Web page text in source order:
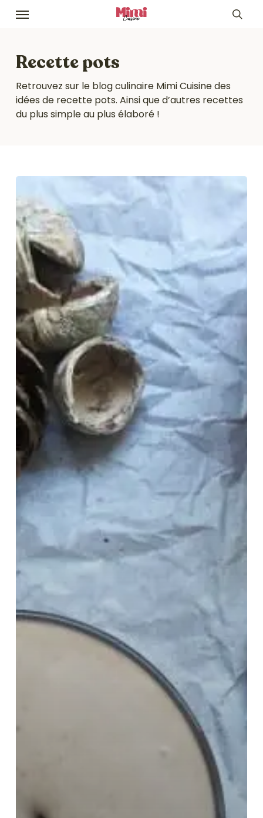
Skip
content
Menu
Recette pots
Retrouvez sur le blog culinaire Mimi Cuisine des
idées de recette pots. Ainsi que d’autres recettes
du plus simple au plus élaboré !